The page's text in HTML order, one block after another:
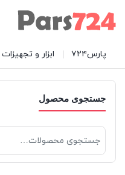
پارس۷۲۴ ابزار و
جستجوی محصول
برای: